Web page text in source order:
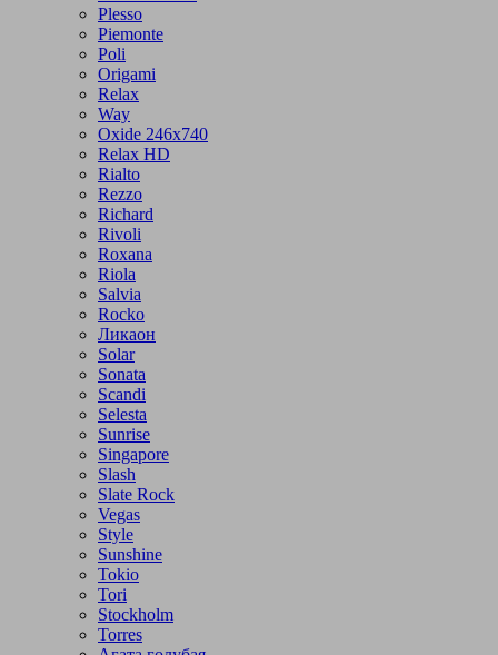
Plesso
Piemonte
Poli
Origami
Relax
Way
Oxide 246x740
Relax HD
Rialto
Rezzo
Richard
Rivoli
Roxana
Riola
Salvia
Rocko
Ликаон
Solar
Sonata
Scandi
Selesta
Sunrise
Singapore
Slash
Slate Rock
Vegas
Style
Sunshine
Tokio
Tori
Stockholm
Torres